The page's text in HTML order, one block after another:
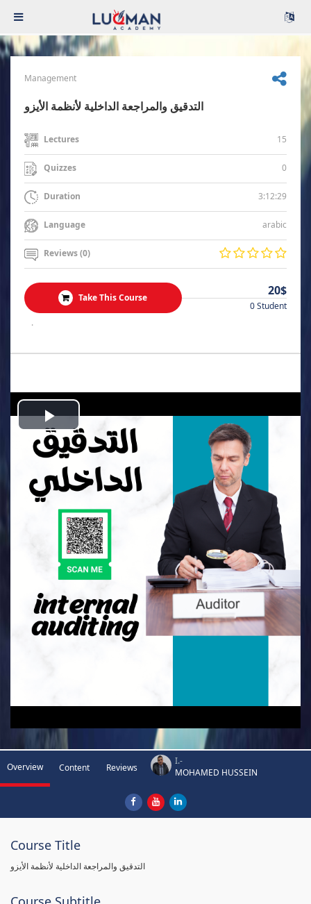
Management
التدقيق والمراجعة الداخلية لأنظمة الأيزو
Lectures 15
Quizzes 0
Duration 3:12:29
Language arabic
Reviews (0)
Take This Course 20$
0 Student
.
Play
Video
Overview Content Reviews
I.-
MOHAMED HUSSEIN
Course Title
التدقيق والمراجعة الداخلية لأنظمة الأيزو